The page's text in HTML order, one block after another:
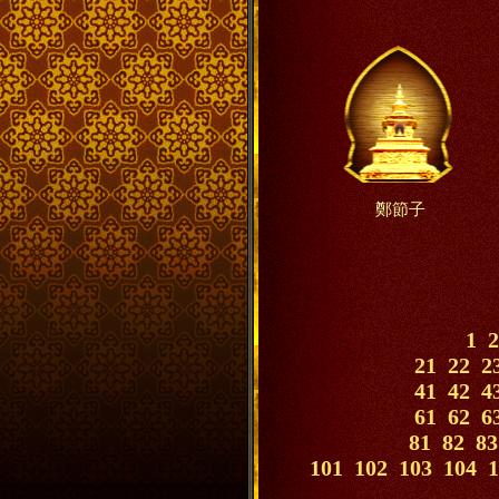
鄭節子
1 2
21 22
41 42
61 62
81 82 83
101 102 103 104